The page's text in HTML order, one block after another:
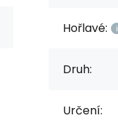
Hořlavé:
Druh:
Určení: